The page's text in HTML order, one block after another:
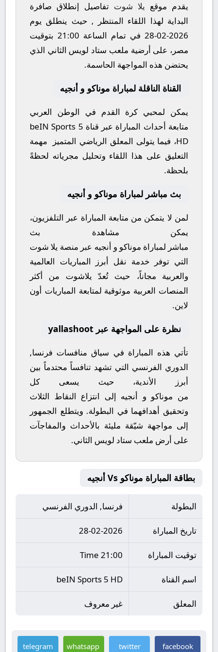
يقدم موقع يلا شوت تفاصيل إنطلاق صافرة
البداية لهذا اللقاء المنتظر , حيث ينطلق يوم
2026-02-28
في تمام الساعة 21:00 بتوقيت
مصر، على أرضية ملعب ستاد لويس الثاني الذي
يحتضن هذه المواجهة الحاسمة.
القناة الناقلة لمباراة موناكو و أنجيه
يمكن لمحبي كرة القدم في الوطن العربي
متابعة أحداث المباراة عبر قناة beIN Sports 5
HD، فيما يتولى المعلق الرياضي المتميز مهمة
التعليق على هذا اللقاء وتحليل مجرياته لحظةً
بلحظة.
بث مباشر لمباراة موناكو و أنجيه
لمن لا يتمكن من متابعة المباراة عبر التلفزيون،
يمكن مشاهدة بث
مباشر لمباراة موناكو و أنجيه عبر منصة يلا شوت
التي توفر خدمة نقل أبرز المباريات العالمية
والعربية مجاناً، حيث تُعدّ يلاشوت من أكثر
المنصات العربية موثوقية لمتابعة المباريات أون
لاين.
نظرة على المواجهة عبر yallashoot
تأتي هذه المباراة في سياق منافسات فرنسا,
الدوري الفرنسي التي تشهد تنافساً محتدماً بين
أبرز الأندية، حيث يسعى كل
من موناكو و أنجيه إلى انتزاع النقاط الثلاث
وتحقيق أهدافهما في البطولة. ويتطلع الجمهور
إلى مواجهة شيّقة مليئة بالأحداث والمفاجآت
على أرض ملعب ستاد لويس الثاني.
بطاقة المباراة موناكو Vs أنجيه
البطولة فرنسا, الدوري الفرنسي
تاريخ المباراة 28-02-2026
توقيت المباراة 21:00 Time
اسم القناة beIN Sports 5 HD
المعلق غير معروف
facebook
twitter
whatsapp
telegram